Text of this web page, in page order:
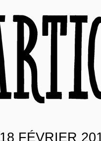
18 FÉVRIER